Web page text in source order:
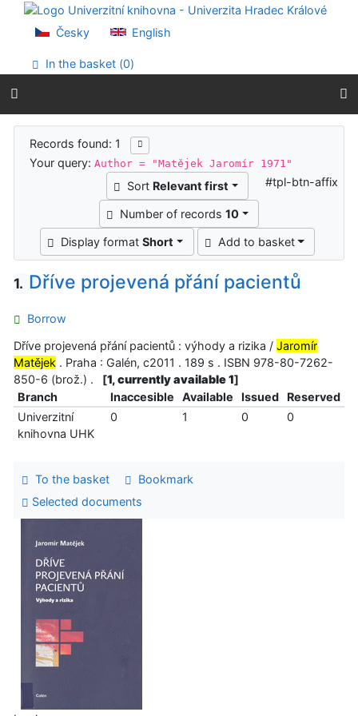
Go to content
Go to menu
Accessibility declaration
Česky English
In the basket (0)
Search results
Records found: 1
Your query:Author = "Matějek Jaromír 1971"
Sort Relevant first
Number of records 10
Display formatShort Add to basket
#tpl-btn-affix
1. Dříve projevená přání pacientů
Borrow
Dříve projevená přání pacientů : výhody a rizika / Jaromír
Matějek . Praha : Galén, c2011 . 189 s . ISBN 978-80-7262-
850-6 (brož.) .
[1, currently available 1]
Branch
Inaccesible Available Issued
Reserved
Univerzitní
knihovna UHK
0 1 0 0
To the basket
Bookmark
Selected documents